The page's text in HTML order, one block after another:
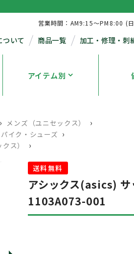
営業時間：AM9:15～PM8:00 (
ついて 商品一覧 加工・修理・刺
アイテム別
› メンズ（ユニセックス） ›
イク・シューズ ›
ス） ›
送料無料
アシックス(asics)
1103A073-001